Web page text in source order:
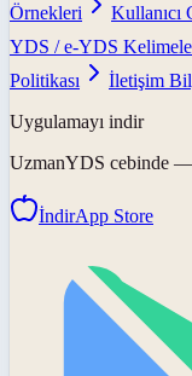
Örnekleri
Kullanıcı
YDS / e-YDS
Politikası
İletişim
Uygulamayı indir
UzmanYDS cebinde —
İndirApp Store